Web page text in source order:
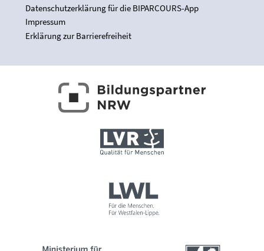
Datenschutzerklärung für die BIPARCOURS-App
Impressum
Erklärung zur Barrierefreiheit